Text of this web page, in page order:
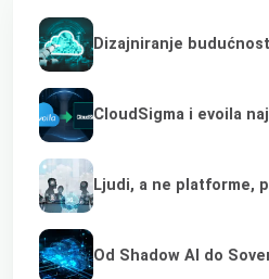
Dizajniranje
CloudSigma i evoila
Ljudi, a ne platforme,
Od Shadow AI do